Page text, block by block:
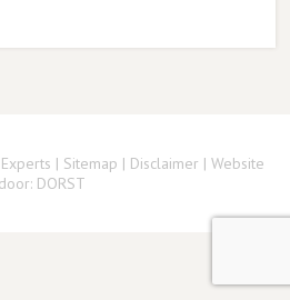
| Sitemap | Disclaimer | Website
door: DORST